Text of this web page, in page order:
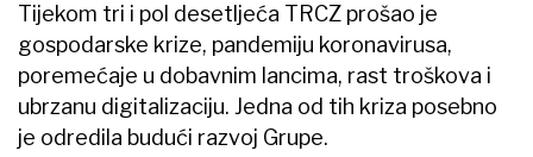
Tijekom tri i pol desetljeća TRCZ prošao je
gospodarske krize, pandemiju koronavirusa,
poremećaje u dobavnim lancima, rast troškova i
ubrzanu digitalizaciju. Jedna od tih kriza posebno
je odredila budući razvoj Grupe.